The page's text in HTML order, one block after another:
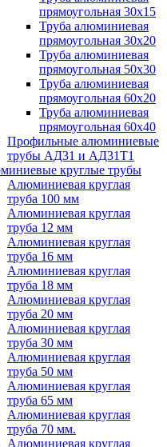
прямоугольная 30x15
Труба алюминиевая
прямоугольная 30х20
Труба алюминиевая
прямоугольная 50х30
Труба алюминиевая
прямоугольная 60x20
Труба алюминиевая
прямоугольная 60х40
Профильные алюминиевые
трубы АД31 и АД31Т1
круглые трубы
Алюминиевая круглая
труба 100 мм
Алюминиевая круглая
труба 12 мм
Алюминиевая круглая
труба 16 мм
Алюминиевая круглая
труба 18 мм
Алюминиевая круглая
труба 20 мм
Алюминиевая круглая
труба 30 мм
Алюминиевая круглая
труба 50 мм
Алюминиевая круглая
труба 65 мм
Алюминиевая круглая
труба 70 мм.
Алюминиевая круглая